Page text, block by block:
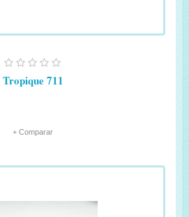
Tropique 711
+ Comparar